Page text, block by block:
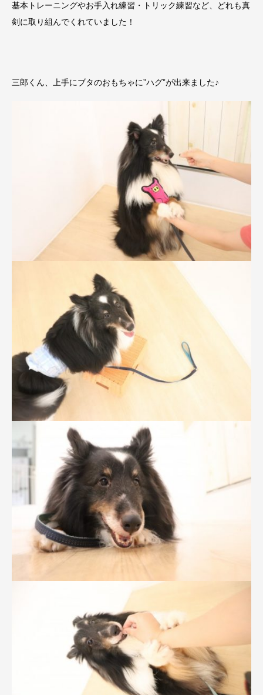
基本トレーニングやお手入れ練習・トリック練習など、どれも真
剣に取り組んでくれていました！
三郎くん、上手にブタのおもちゃに”ハグ”が出来ました♪